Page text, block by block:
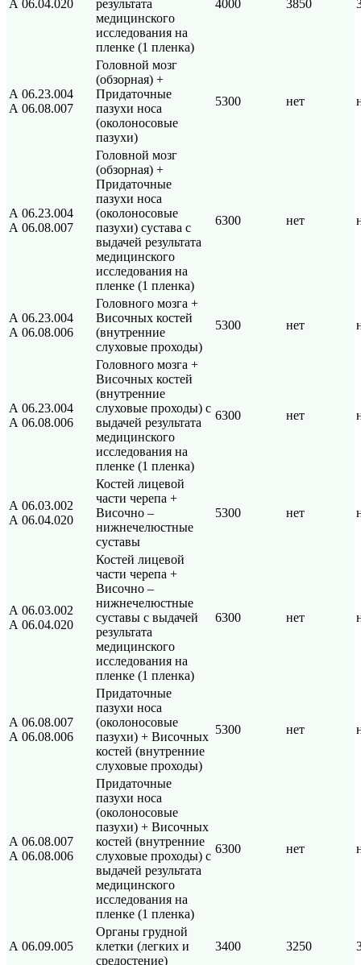
А 06.04.020
результата
медицинского
исследования на
пленке (1 пленка)
4000 3850
А 06.23.004
А 06.08.007
Головной мозг
(обзорная) +
Придаточные
пазухи носа
(околоносовые
пазухи)
5300 нет
А 06.23.004
А 06.08.007
Головной мозг
(обзорная) +
Придаточные
пазухи носа
(околоносовые
пазухи) сустава с
выдачей результата
медицинского
исследования на
пленке (1 пленка)
6300 нет
А 06.23.004
А 06.08.006
Головного мозга +
Височных костей
(внутренние
слуховые проходы)
5300 нет
А 06.23.004
А 06.08.006
Головного мозга +
Височных костей
(внутренние
слуховые проходы) с
выдачей результата
медицинского
исследования на
пленке (1 пленка)
6300 нет
А 06.03.002
А 06.04.020
Костей лицевой
части черепа +
Височно –
нижнечелюстные
суставы
5300 нет
А 06.03.002
А 06.04.020
Костей лицевой
части черепа +
Височно –
нижнечелюстные
суставы с выдачей
результата
медицинского
исследования на
пленке (1 пленка)
6300 нет
А 06.08.007
А 06.08.006
Придаточные
пазухи носа
(околоносовые
пазухи) + Височных
костей (внутренние
слуховые проходы)
5300 нет
А 06.08.007
А 06.08.006
Придаточные
пазухи носа
(околоносовые
пазухи) + Височных
костей (внутренние
слуховые проходы) с
выдачей результата
медицинского
исследования на
пленке (1 пленка)
6300 нет
А 06.09.005
Органы грудной
клетки (легких и
средостение)
3400 3250